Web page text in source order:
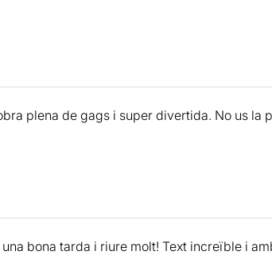
plena de gags i super divertida. No us la
bona tarda i riure molt! Text increïble i